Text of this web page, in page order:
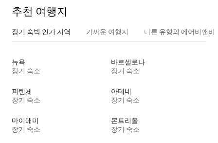
추천 여행지
장기 숙박 인기 지역 가까운 여행지 다른 유형의 에어비앤비
뉴욕
장기 숙소
바르셀로나
장기 숙소
피렌체
장기 숙소
아테네
장기 숙소
마이애미
장기 숙소
몬트리올
장기 숙소